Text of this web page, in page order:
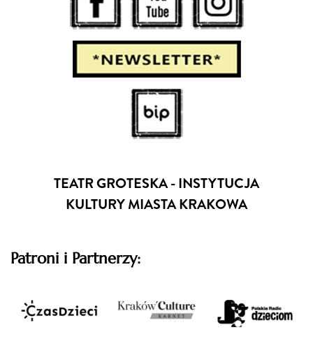
TEATR GROTESKA - INSTYTUCJA
KULTURY MIASTA KRAKOWA
Patroni i Partnerzy: